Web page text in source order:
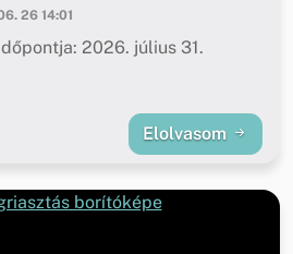
26 14:01
2026. július 31.
Elolvasom